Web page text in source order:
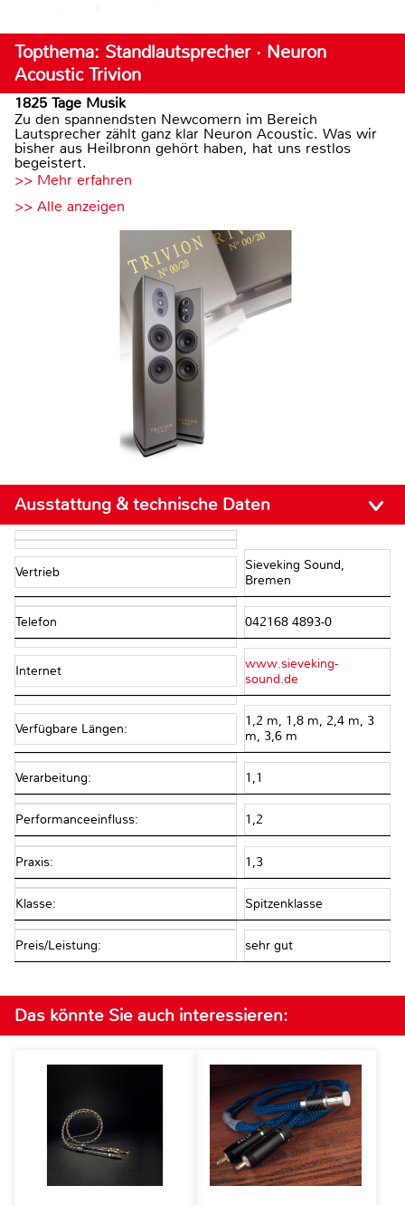
Topthema: Standlautsprecher · Neuron
Acoustic Trivion
1825 Tage Musik
Zu den spannendsten Newcomern im Bereich
Lautsprecher zählt ganz klar Neuron Acoustic. Was wir
bisher aus Heilbronn gehört haben, hat uns restlos
begeistert.
>> Mehr erfahren
>> Alle anzeigen
Ausstattung & technische Daten
Vertrieb
Sieveking Sound,
Bremen
Telefon 042168 4893-0
Internet
www.sieveking-
sound.de
Verfügbare Längen:
1,2 m, 1,8 m, 2,4 m, 3
m, 3,6 m
Verarbeitung: 1,1
Performanceeinfluss: 1,2
Praxis: 1,3
Klasse: Spitzenklasse
Preis/Leistung: sehr gut
Das könnte Sie auch interessieren: